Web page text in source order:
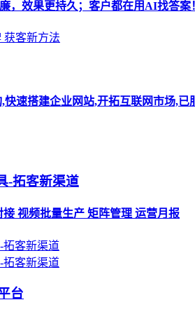
，效果更持久；客户都在用AI找答案
速搭建企业网站,开拓互联网市场,已
-拓客新渠道
视频批量生产 矩阵管理 运营月报
台